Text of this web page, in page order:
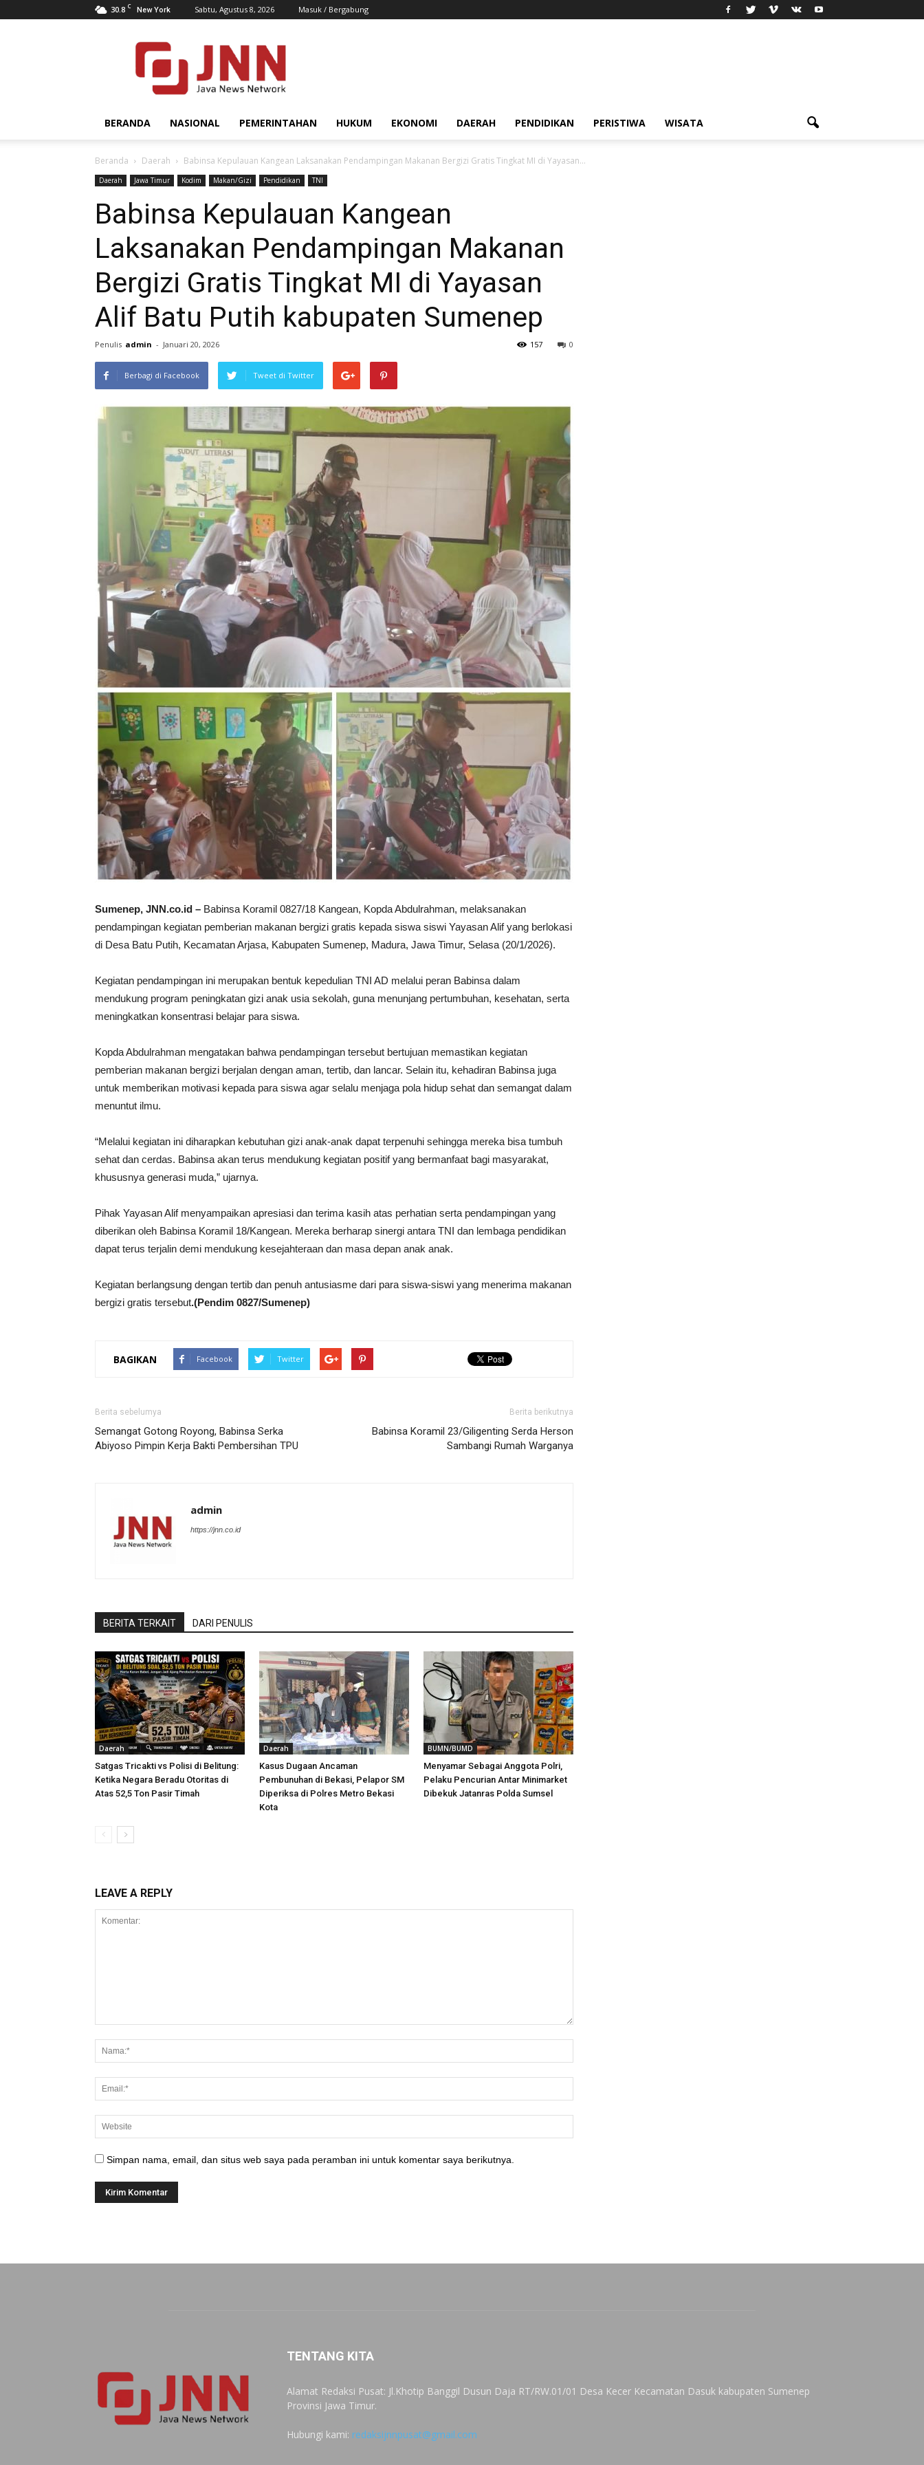
30.8 C New York Sabtu, Agustus 8, 2026 Masuk / Bergabung
JNN.co.id
BERANDA NASIONAL PEMERINTAHAN HUKUM EKONOMI DAERAH PENDIDIKAN PERISTIWA WISATA
Beranda Daerah Babinsa Kepulauan Kangean Laksanakan Pendampingan Makanan Bergizi Gratis Tingkat MI di Yayasan...
Daerah Jawa Timur Kodim Makan/Gizi Pendidikan TNI
Babinsa Kepulauan Kangean
Laksanakan Pendampingan Makanan
Bergizi Gratis Tingkat MI di Yayasan
Alif Batu Putih kabupaten Sumenep
Penulis admin - Januari 20, 2026 0
157
Berbagi di Facebook Tweet di Twitter
Sumenep, JNN.co.id – Babinsa Koramil 0827/18 Kangean, Kopda Abdulrahman, melaksanakan
pendampingan kegiatan pemberian makanan bergizi gratis kepada siswa siswi Yayasan Alif yang berlokasi
di Desa Batu Putih, Kecamatan Arjasa, Kabupaten Sumenep, Madura, Jawa Timur, Selasa (20/1/2026).
Kegiatan pendampingan ini merupakan bentuk kepedulian TNI AD melalui peran Babinsa dalam
mendukung program peningkatan gizi anak usia sekolah, guna menunjang pertumbuhan, kesehatan, serta
meningkatkan konsentrasi belajar para siswa.
Kopda Abdulrahman mengatakan bahwa pendampingan tersebut bertujuan memastikan kegiatan
pemberian makanan bergizi berjalan dengan aman, tertib, dan lancar. Selain itu, kehadiran Babinsa juga
untuk memberikan motivasi kepada para siswa agar selalu menjaga pola hidup sehat dan semangat dalam
menuntut ilmu.
“Melalui kegiatan ini diharapkan kebutuhan gizi anak-anak dapat terpenuhi sehingga mereka bisa tumbuh
sehat dan cerdas. Babinsa akan terus mendukung kegiatan positif yang bermanfaat bagi masyarakat,
khususnya generasi muda,” ujarnya.
Pihak Yayasan Alif menyampaikan apresiasi dan terima kasih atas perhatian serta pendampingan yang
diberikan oleh Babinsa Koramil 18/Kangean. Mereka berharap sinergi antara TNI dan lembaga pendidikan
dapat terus terjalin demi mendukung kesejahteraan dan masa depan anak anak.
Kegiatan berlangsung dengan tertib dan penuh antusiasme dari para siswa-siswi yang menerima makanan
bergizi gratis tersebut.(Pendim 0827/Sumenep)
BAGIKAN Facebook Twitter
Berita sebelumya
Semangat Gotong Royong, Babinsa Serka
Abiyoso Pimpin Kerja Bakti Pembersihan TPU
Berita berikutnya
Babinsa Koramil 23/Giligenting Serda Herson
Sambangi Rumah Warganya
admin
https://jnn.co.id
BERITA TERKAIT DARI PENULIS
Daerah
Satgas Tricakti vs Polisi di Belitung:
Ketika Negara Beradu Otoritas di
Atas 52,5 Ton Pasir Timah
Daerah
Kasus Dugaan Ancaman
Pembunuhan di Bekasi, Pelapor SM
Diperiksa di Polres Metro Bekasi
Kota
BUMN/BUMD
Menyamar Sebagai Anggota Polri,
Pelaku Pencurian Antar Minimarket
Dibekuk Jatanras Polda Sumsel
LEAVE A REPLY
Simpan nama, email, dan situs web saya pada peramban ini untuk komentar saya berikutnya.
TENTANG KITA
Alamat Redaksi Pusat: Jl.Khotip Banggil Dusun Daja RT/RW.01/01 Desa Kecer Kecamatan Dasuk kabupaten Sumenep
Provinsi Jawa Timur.
Hubungi kami: redaksijnnpusat@gmail.com